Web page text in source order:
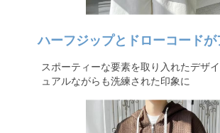
ハーフジップとドローコードが
スポーティーな要素を取り入れたデザ
ュアルながらも洗練された印象に